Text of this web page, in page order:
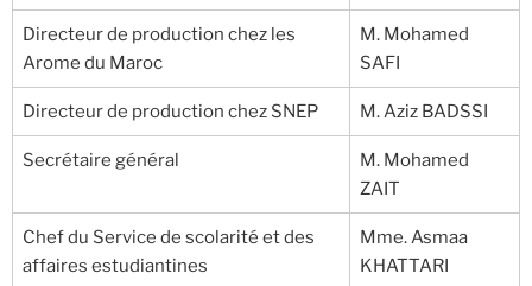
Directeur de production chez les
Arome du Maroc
M. Mohamed
SAFI
Directeur de production chez SNEP M. Aziz BADSSI
Secrétaire général
M. Mohamed
ZAIT
Chef du Service de scolarité et des
affaires estudiantines
Mme. Asmaa
KHATTARI